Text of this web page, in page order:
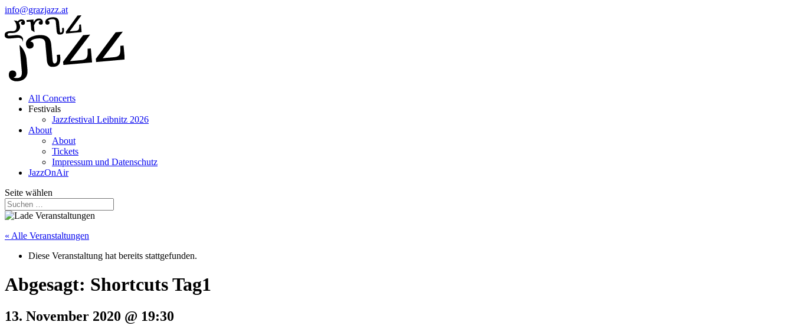
info@grazjazz.at
All Concerts
Festivals
Jazzfestival Leibnitz 2026
About
About
Tickets
Impressum und Datenschutz
JazzOnAir
Seite wählen
« Alle Veranstaltungen
Diese Veranstaltung hat bereits stattgefunden.
Abgesagt: Shortcuts Tag1
13. November 2020 @ 19:30